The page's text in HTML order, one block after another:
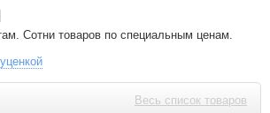
Сотни товаров по специальным ценам.
Весь список товаров